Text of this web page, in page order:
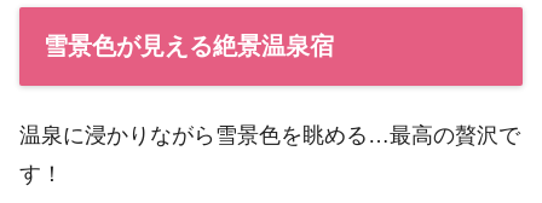
雪景色が見える絶景温泉宿
温泉に浸かりながら雪景色を眺める…最高の贅沢で
す！